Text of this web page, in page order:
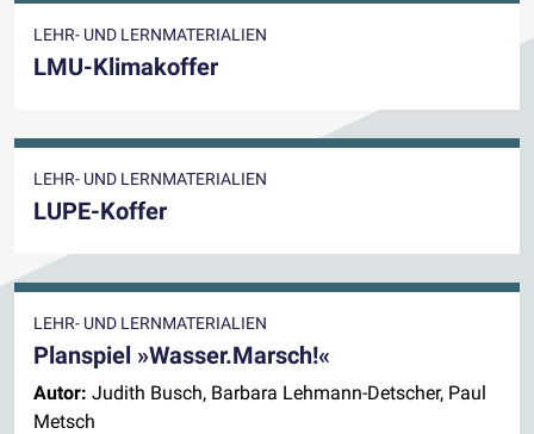
LEHR- UND LERNMATERIALIEN
LMU-Klimakoffer
LEHR- UND LERNMATERIALIEN
LUPE-Koffer
LEHR- UND LERNMATERIALIEN
Planspiel »Wasser.Marsch!«
Autor: Judith Busch, Barbara Lehmann-Detscher, Paul
Metsch